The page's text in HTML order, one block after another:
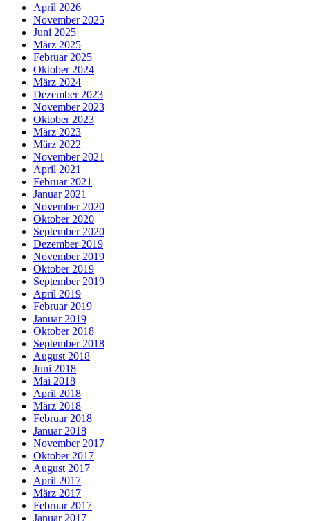
April 2026
November 2025
Juni 2025
März 2025
Februar 2025
Oktober 2024
März 2024
Dezember 2023
November 2023
Oktober 2023
März 2023
März 2022
November 2021
April 2021
Februar 2021
Januar 2021
November 2020
Oktober 2020
September 2020
Dezember 2019
November 2019
Oktober 2019
September 2019
April 2019
Februar 2019
Januar 2019
Oktober 2018
September 2018
August 2018
Juni 2018
Mai 2018
April 2018
März 2018
Februar 2018
Januar 2018
November 2017
Oktober 2017
August 2017
April 2017
März 2017
Februar 2017
Januar 2017